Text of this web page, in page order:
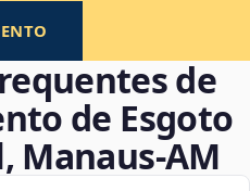
de
de Esgoto
Manaus‑AM